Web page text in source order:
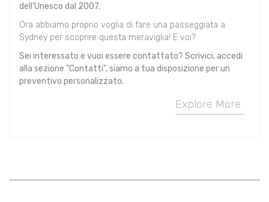
dell'Unesco dal 2007.
Ora abbiamo proprio voglia di fare una passeggiata a
Sydney per scoprire questa meraviglia! E voi?
Sei interessato e vuoi essere contattato? Scrivici, accedi
alla sezione "Contatti", siamo a tua disposizione per un
preventivo personalizzato.
Explore More